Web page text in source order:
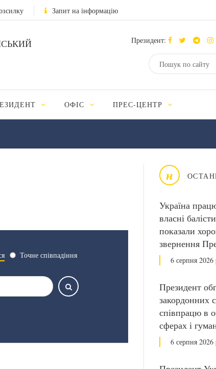
Запит на інформацію
Президент:
ОФІС ПРЕС-ЦЕНТР
н
Україна
власні
показали
звернення
6 серпня
Президент
закордонних
співпрацю в
сферах і
6 серпня
Точне співпадіння